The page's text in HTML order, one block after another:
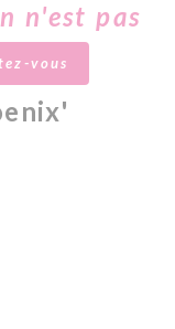
n'est pas
vous